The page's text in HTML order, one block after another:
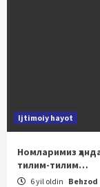
Ijtimoiy hayot
Номларимиз
тилим-тилим…
6 yil oldin Behzod